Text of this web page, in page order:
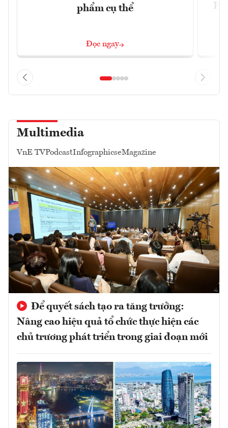
phẩm cụ thể
Đọc ngay
Multimedia
VnE TVPodcastInfographicseMagazine
Để quyết sách tạo ra tăng trưởng:
Nâng cao hiệu quả tổ chức thực hiện các
chủ trương phát triển trong giai đoạn mới